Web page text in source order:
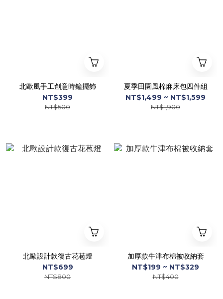
北歐風手工創意時鐘擺飾
NT$399
NT$500
夏季田園風棉麻床包四件組
NT$1,499 ~ NT$1,599
NT$1,900
北歐設計款復古花苞燈
NT$699
NT$800
加厚款牛津布棉被收納套
NT$199 ~ NT$329
NT$400